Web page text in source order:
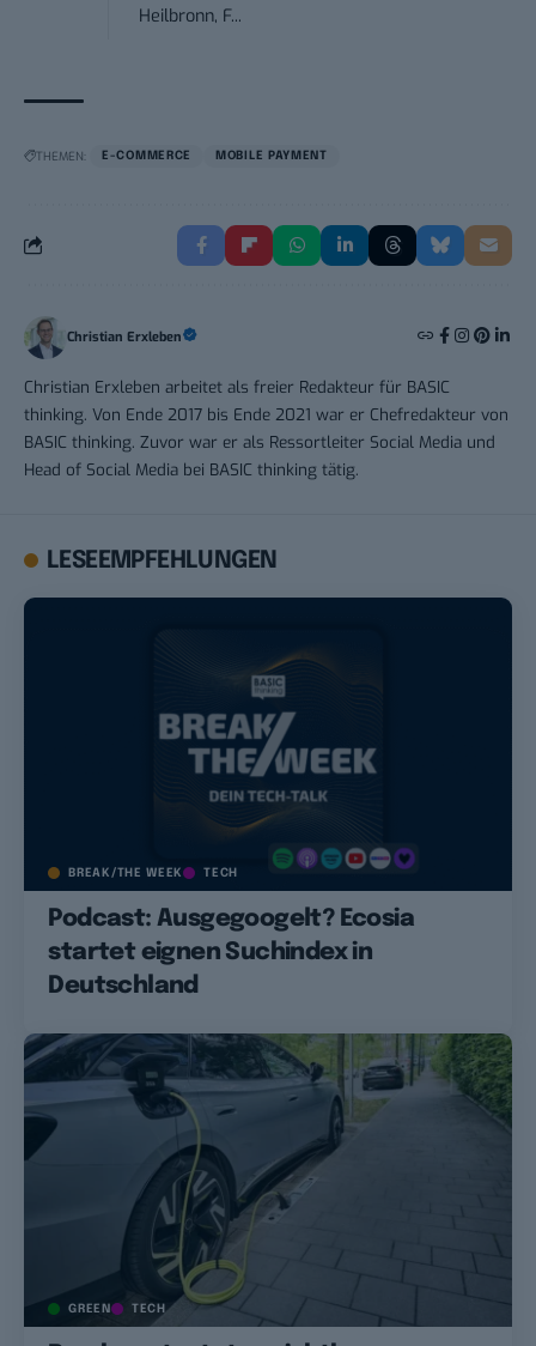
Heilbronn, F...
THEMEN: E-COMMERCE MOBILE PAYMENT
Christian Erxleben
Christian Erxleben arbeitet als freier Redakteur für BASIC
thinking. Von Ende 2017 bis Ende 2021 war er Chefredakteur von
BASIC thinking. Zuvor war er als Ressortleiter Social Media und
Head of Social Media bei BASIC thinking tätig.
LESEEMPFEHLUNGEN
BREAK/THE WEEK TECH
Podcast: Ausgegoogelt? Ecosia
startet eignen Suchindex in
Deutschland
GREEN TECH